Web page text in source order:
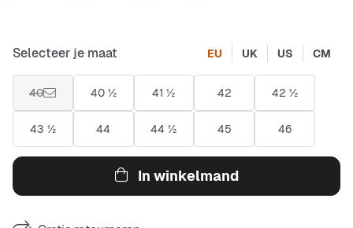
Selecteer je maat EU UK US CM
40 40 ½ 41 ½ 42 42 ½
43 ½ 44 44 ½ 45 46
In winkelmand